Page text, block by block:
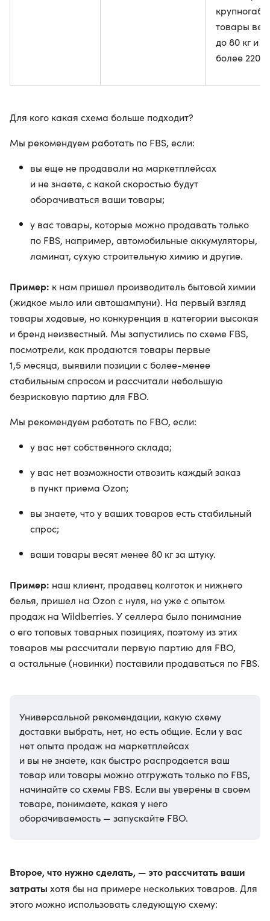
товары
до 80 кг и
более 220
Для кого какая схема больше подходит?
Мы рекомендуем работать по FBS, если:
вы еще не продавали на маркетплейсах
и не знаете, с какой скоростью будут
оборачиваться ваши товары;
у вас товары, которые можно продавать только
по FBS, например, автомобильные аккумуляторы,
ламинат, сухую строительную химию и другие.
Пример: к нам пришел производитель бытовой химии
(жидкое мыло или автошампуни). На первый взгляд
товары ходовые, но конкуренция в категории высокая
и бренд неизвестный. Мы запустились по схеме FBS,
посмотрели, как продаются товары первые
1,5 месяца, выявили позиции с более-менее
стабильным спросом и рассчитали небольшую
безрисковую партию для FBO.
Мы рекомендуем работать по FBO, если:
у вас нет собственного склада;
у вас нет возможности отвозить каждый заказ
в пункт приема Ozon;
вы знаете, что у ваших товаров есть стабильный
спрос;
ваши товары весят менее 80 кг за штуку.
Пример: наш клиент, продавец колготок и нижнего
белья, пришел на Ozon с нуля, но уже с опытом
продаж на Wildberries. У селлера было понимание
о его топовых товарных позициях, поэтому из этих
товаров мы рассчитали первую партию для FBO,
а остальные (новинки) поставили продаваться по FBS.
Универсальной рекомендации, какую схему
доставки выбрать, нет, но есть общие. Если у вас
нет опыта продаж на маркетплейсах
и вы не знаете, как быстро распродается ваш
товар или товары можно отгружать только по FBS,
начинайте со схемы FBS. Если вы уверены в своем
товаре, понимаете, какая у него
оборачиваемость — запускайте FBO.
Второе, что нужно сделать, — это рассчитать ваши
затраты хотя бы на примере нескольких товаров. Для
этого можно использовать следующую схему: